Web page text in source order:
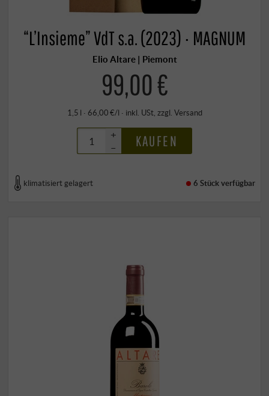
“L’Insieme” VdT s.a. (2023) · MAGNUM
Elio Altare | Piemont
99,00 €
1,5 l · 66,00 €/l · inkl. USt, zzgl. Versand
+
–
KAUFEN
klimatisiert gelagert 6 Stückverfügbar